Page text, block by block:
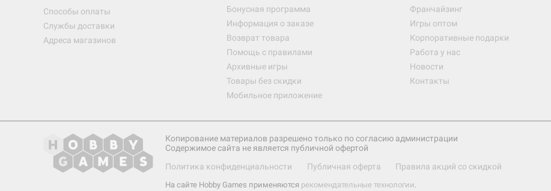
Способы оплаты
Службы доставки
Адреса магазинов
Бонусная программа
Информация о заказе
Возврат товара
Помощь с правилами
Архивные игры
Товары без скидки
Мобильное приложение
Франчайзинг
Игры оптом
Корпоративные подарки
Работа у нас
Новости
Контакты
Копирование материалов разрешено только по согласию администрации
Содержимое сайта не является публичной офертой
Политика конфиденциальности
Публичная оферта Правила акций со скидкой
На сайте Hobby Games применяются рекомендательные технологии.